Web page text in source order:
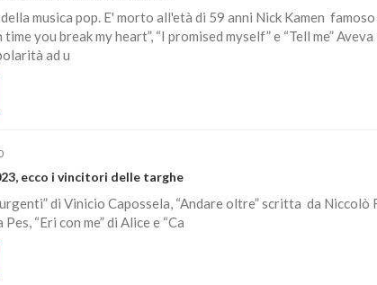
musica pop. E' morto all'età di 59 anni Nick Kamen
time you break my heart”, “I promised myself” e “Tell me” Aveva
ad u
ecco i vincitori delle targhe
di Vinicio Capossela, “Andare oltre” scritta da Niccolò
Pes, “Eri con me” di Alice e “Ca